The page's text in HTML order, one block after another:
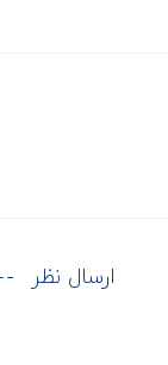
ارسال نظر